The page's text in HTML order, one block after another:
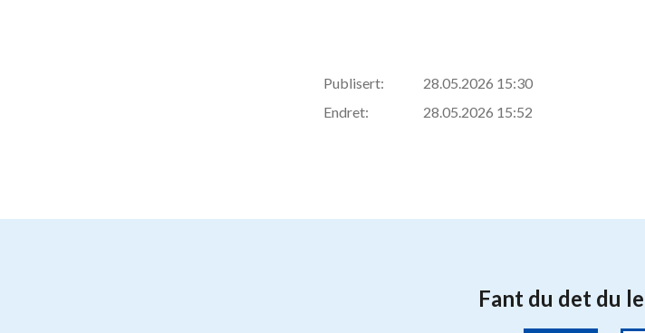
Publisert:
28.05.2026 15:30
Endret:
28.05.2026 15:52